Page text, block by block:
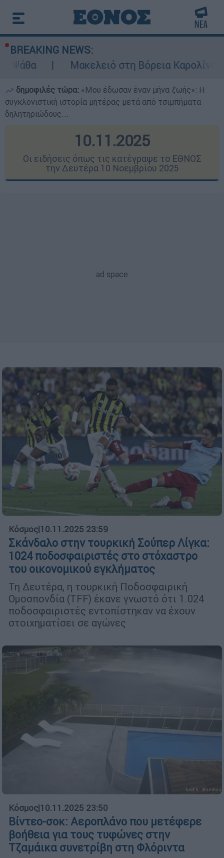
BREAKING NEWS:
Μακελειό στη Βόρεια Καρολίνα ύστερα από
δημοφιλές τώρα: «Μου έδωσαν έναν μήνα ζωής»: Η
συγκλονιστική ιστορία μητέρας μετά από τσιμπήματα
δηλητηριώδους...
10.11.2025
Οι ειδήσεις όπως τις κατέγραψε το ΕΘΝΟΣ
την Δευτέρα 10 Νοεμβρίου 2025
Κόσμος|10.11.2025 23:59
Σκάνδαλο στην τουρκική Σούπερ Λίγκα:
1024 ποδοσφαιριστές στο στόχαστρο
του οικονομικού εγκλήματος
Τη Δευτέρα, η τουρκική Ποδοσφαιρική
Ομοσπονδία (TFF) έκανε γνωστό ότι 1.024
ποδοσφαιριστές εντοπίστηκαν να έχουν
στοιχηματίσει σε αγώνες
Κόσμος|10.11.2025 23:50
Βίντεο-σοκ: Αεροπλάνο που μετέφερε
βοήθεια για τους τυφώνες στην
Τζαμάικα συνετρίβη στη Φλόριντα